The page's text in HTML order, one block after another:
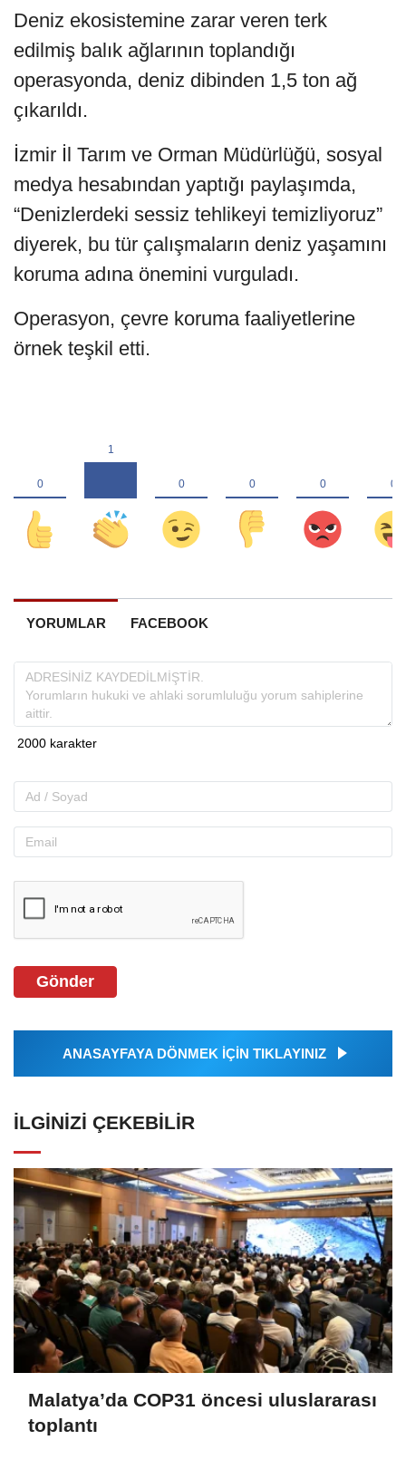
Deniz ekosistemine zarar veren terk
edilmiş balık ağlarının toplandığı
operasyonda, deniz dibinden 1,5 ton ağ
çıkarıldı.
İzmir İl Tarım ve Orman Müdürlüğü, sosyal
medya hesabından yaptığı paylaşımda,
“Denizlerdeki sessiz tehlikeyi temizliyoruz”
diyerek, bu tür çalışmaların deniz yaşamını
koruma adına önemini vurguladı.
Operasyon, çevre koruma faaliyetlerine
örnek teşkil etti.
YORUMLAR FACEBOOK
Gönder
ANASAYFAYA DÖNMEK İÇİN TIKLAYINIZ
İLGINIZI ÇEKEBILIR
Malatya’da COP31 öncesi uluslararası
toplantı